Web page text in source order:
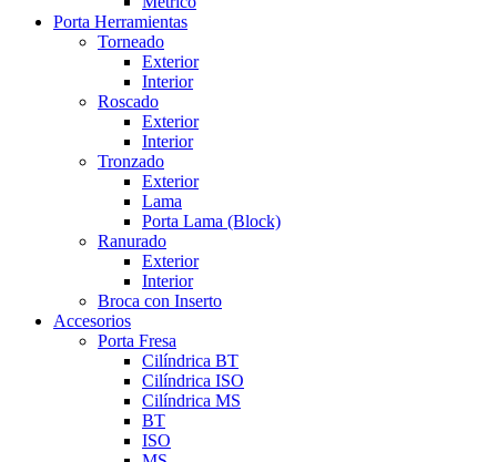
Porta Herramientas
Torneado
Exterior
Interior
Roscado
Exterior
Interior
Tronzado
Exterior
Lama
Porta Lama (Block)
Ranurado
Exterior
Interior
Broca con Inserto
Accesorios
Porta Fresa
Cilíndrica BT
Cilíndrica ISO
Cilíndrica MS
BT
ISO